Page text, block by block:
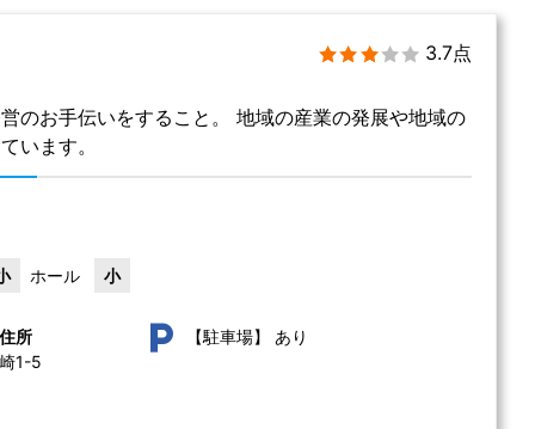
3.7点
のお手伝いをすること。 地域の産業の発展や地域の
います。
ホール 小
所
1-5
【駐車場】 あり